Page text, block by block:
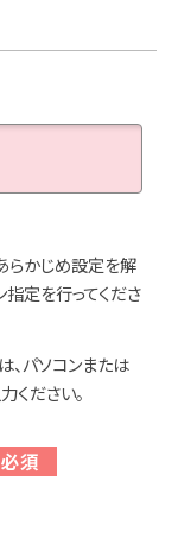
らかじめ設定を解
定を行ってくださ
、パソコンまたは
ください。